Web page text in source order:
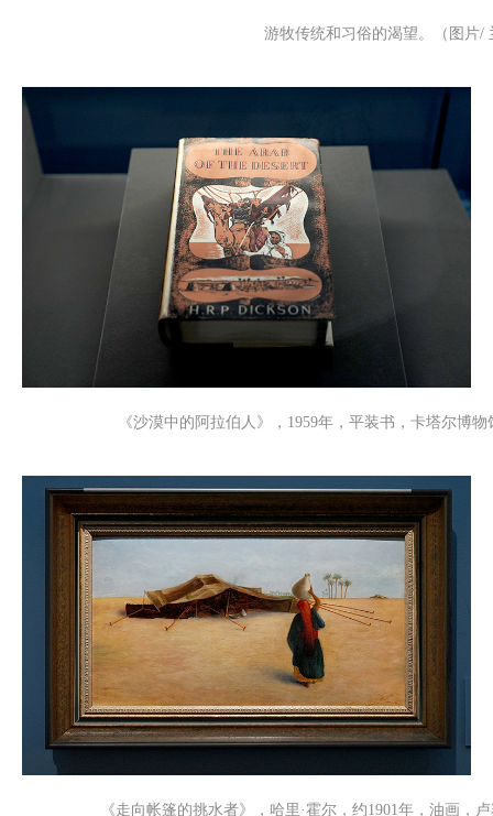
游牧传统和习俗的渴望。（图片/
《沙漠中的阿拉伯人》，1959年，平装书，卡塔尔博
《走向帐篷的挑水者》，哈里·霍尔，约1901年，油画，